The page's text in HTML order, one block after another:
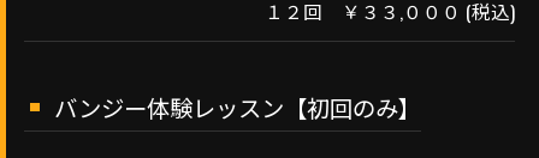
１２回 ￥３３,０００ (税込)
バンジー体験レッスン【初回のみ】